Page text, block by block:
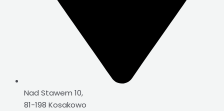
Nad Stawem 10,
81-198 Kosakowo